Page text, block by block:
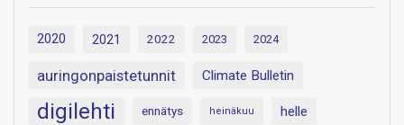
2020 2021 2022 2023 2024
auringonpaistetunnit Climate Bulletin
digilehti ennätys heinäkuu helle